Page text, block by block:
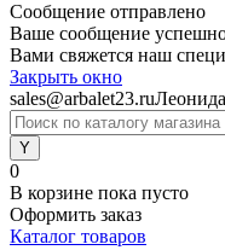
Сообщение отправлено
Ваше сообщение
Вами свяжется наш
Закрыть окно
sales@arbalet23.ru
0
В корзине пока пусто
Оформить заказ
Каталог товаров